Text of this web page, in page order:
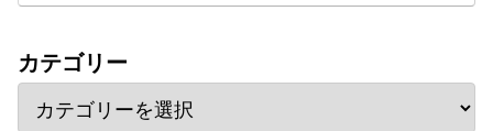
カテゴリー